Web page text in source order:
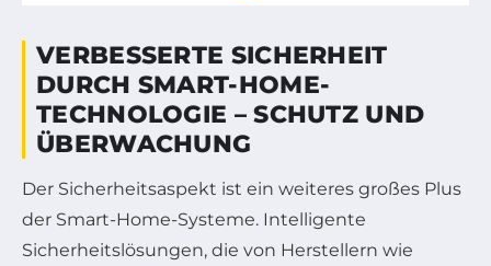
VERBESSERTE SICHERHEIT
DURCH SMART-HOME-
TECHNOLOGIE – SCHUTZ UND
ÜBERWACHUNG
Der Sicherheitsaspekt ist ein weiteres großes Plus
der Smart-Home-Systeme. Intelligente
Sicherheitslösungen, die von Herstellern wie